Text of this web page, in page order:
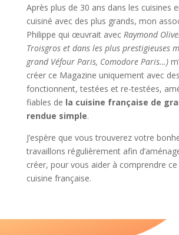
Après plus de 30 ans dans les cuisines
cuisiné avec des plus grands, mon
Philippe qui œuvrait avec Raymond
Troisgros et dans les plus prestigieuses
grand Véfour Paris, Comodore Paris…)
créer ce Magazine uniquement avec
fonctionnent, testées et re-testées,
fiables de la cuisine française de
rendue simple.
J’espère que vous trouverez votre
travaillons régulièrement afin
créer, pour vous aider à comprendre
cuisine française.